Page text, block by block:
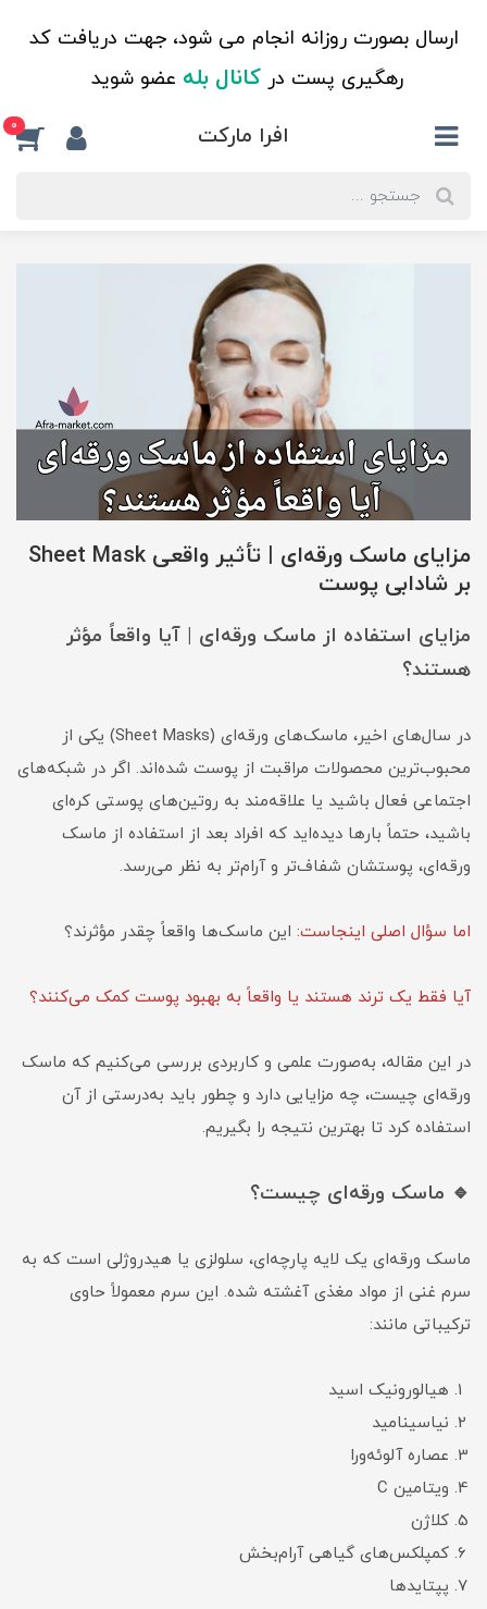
ارسال بصورت روزانه انجام می شود، جهت دریافت کد
رهگیری پست درکانال بله عضو شوید
افرا مارکت 0
مزایای ماسک ورقه‌ای | تأثیر واقعی Sheet Mask
بر شادابی پوست
مزایای استفاده از ماسک ورقه‌ای | آیا واقعاً مؤثر
هستند؟
در سال‌های اخیر، ماسک‌های ورقه‌ای (Sheet Masks) یکی از
محبوب‌ترین محصولات مراقبت از پوست شده‌اند. اگر در شبکه‌های
اجتماعی فعال باشید یا علاقه‌مند به روتین‌های پوستی کره‌ای
باشید، حتماً بارها دیده‌اید که افراد بعد از استفاده از ماسک
ورقه‌ای، پوستشان شفاف‌تر و آرام‌تر به نظر می‌رسد.
اما سؤال اصلی اینجاست: این ماسک‌ها واقعاً چقدر مؤثرند؟
آیا فقط یک ترند هستند یا واقعاً به بهبود پوست کمک می‌کنند؟
در این مقاله، به‌صورت علمی و کاربردی بررسی می‌کنیم که ماسک
ورقه‌ای چیست، چه مزایایی دارد و چطور باید به‌درستی از آن
استفاده کرد تا بهترین نتیجه را بگیریم.
🔹 ماسک ورقه‌ای چیست؟
ماسک ورقه‌ای یک لایه پارچه‌ای، سلولزی یا هیدروژلی است که به
سرم غنی از مواد مغذی آغشته شده. این سرم معمولاً حاوی
ترکیباتی مانند:
هیالورونیک اسید
نیاسینامید
عصاره آلوئه‌ورا
ویتامین C
کلاژن
کمپلکس‌های گیاهی آرام‌بخش
پپتایدها